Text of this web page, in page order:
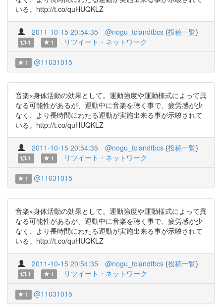
いる。http://t.co/quHUQKLZ
2011-10-15 20:54:35 @nogu_tclandtbcs (投稿一覧)
1 1 リツイート・ネットワーク
1 @11031015
音楽×身体活動の効果として。運動強度や運動様式によって異
なる可能性があるが、運動中に音楽を聴く事で、疲労感が少
なく、より長時間にわたる運動が実施出来る事が示唆されて
いる。http://t.co/quHUQKLZ
2011-10-15 20:54:35 @nogu_tclandtbcs (投稿一覧)
1 1 リツイート・ネットワーク
1 @11031015
音楽×身体活動の効果として。運動強度や運動様式によって異
なる可能性があるが、運動中に音楽を聴く事で、疲労感が少
なく、より長時間にわたる運動が実施出来る事が示唆されて
いる。http://t.co/quHUQKLZ
2011-10-15 20:54:35 @nogu_tclandtbcs (投稿一覧)
1 1 リツイート・ネットワーク
1 @11031015